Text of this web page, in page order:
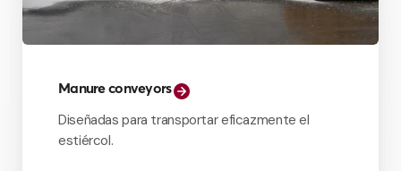
Manure conveyors
Diseñadas para transportar eficazmente el
estiércol.